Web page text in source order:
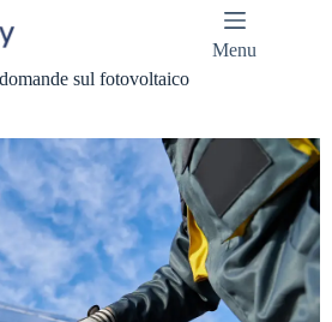
Menu
sul fotovoltaico